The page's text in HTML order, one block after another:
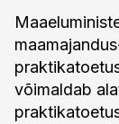
võimaldab